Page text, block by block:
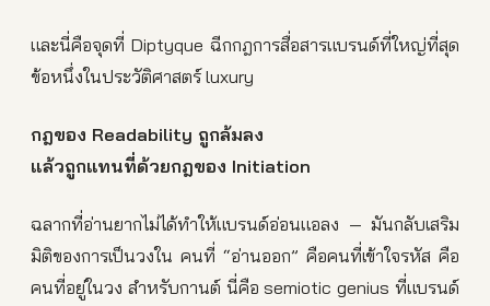
และนี่คือจุดที่ Diptyque ฉีกกฎการสื่อสารแบรนด์ที่ใหญ่ที่สุด
ข้อหนึ่งในประวัติศาสตร์ luxury
กฎของ Readability ถูกล้มลง
แล้วถูกแทนที่ด้วยกฎของ Initiation
ฉลากที่อ่านยากไม่ได้ทำให้แบรนด์อ่อนแอลง — มันกลับเสริม
มิติของการเป็นวงใน คนที่ “อ่านออก” คือคนที่เข้าใจรหัส คือ
คนที่อยู่ในวง สำหรับกานต์ นี่คือ semiotic genius ที่แบรนด์